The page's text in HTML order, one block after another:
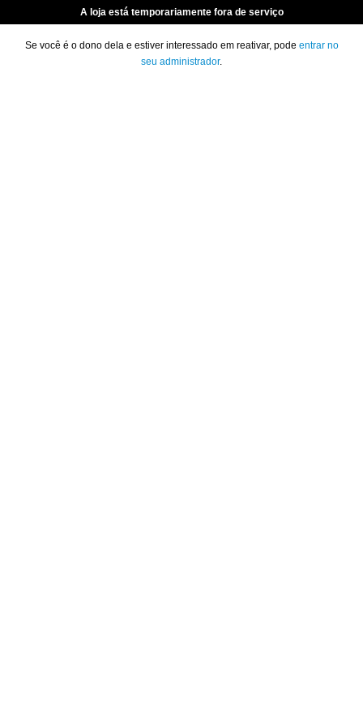
A loja está temporariamente fora de serviço
Se você é o dono dela e estiver interessado em reativar, pode entrar no
seu administrador.